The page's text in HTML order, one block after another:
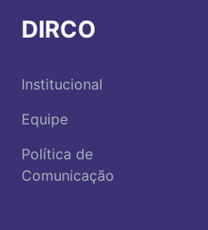
DIRCO
Institucional
Equipe
Política de
Comunicação